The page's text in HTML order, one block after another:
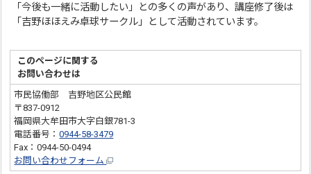
「今後も一緒に活動したい」との多くの声があり、講座修了後は
「吉野ほほえみ卓球サークル」として活動されています。
このページに関する
お問い合わせは
市民協働部 吉野地区公民館
〒837-0912
福岡県大牟田市大字白銀781-3
電話番号：0944-58-3479
Fax：0944-50-0494
お問い合わせフォーム